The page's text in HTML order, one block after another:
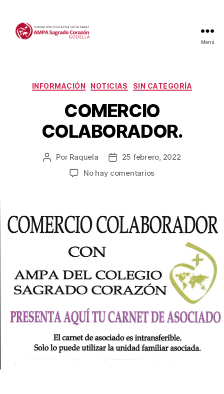
Menú
Categorías
INFORMACIÓN NOTICIAS SIN CATEGORÍA
COMERCIO
COLABORADOR.
Autor
Por Raquela
Fecha25 febrero, 2022
No hay comentariosen